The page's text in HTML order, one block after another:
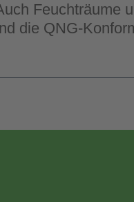
Feuchträume
die QNG-